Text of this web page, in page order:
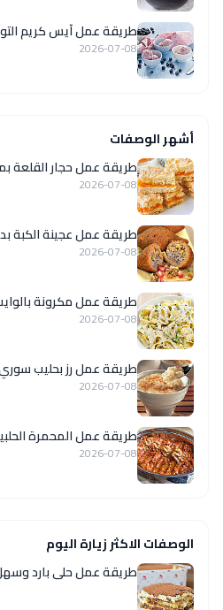
طريقة عمل آيس كريم
2026-07-08
أشهر الوصفات
طريقة عمل حجار
2026-07-08
طريقة عمل عجينة الكبة
2026-07-08
طريقة عمل مكرونة
2026-07-08
طريقة عمل رز بحليب سوري بـ 5
2026-07-08
طريقة عمل المحمرة
2026-07-08
الوصفات الاكثر زيارة اليوم
طريقة عمل حلى بارد